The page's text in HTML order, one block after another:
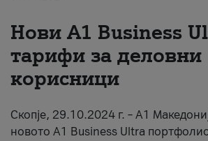
За нас
#ПодобарОнлајн
Нови А1 Business
тарифи за деловни
корисници
Скопје, 29.10.2024 г. – А1
новото А1 Business Ultra